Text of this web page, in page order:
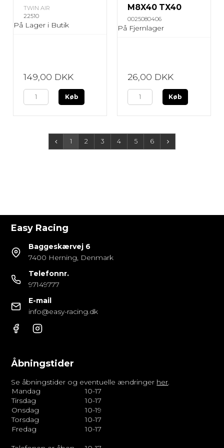
TWIN AIR
22510
På Lager i Butik
149,00 DKK
Køb
M8X40 TX40
0025080406
På Fjernlager
26,00 DKK
Køb
1 2 3 4 5 6
Easy Racing
Baggeskærvej 6
7400 Herning, Denmark
Telefonnr.
97149777
E-mail
info@easy-racing.dk
Åbningstider
Se åbningstider og eventuelle ændringer her.
Mandag
10-17
Tirsdag
10-17
Onsdag
10-19
Torsdag
10-17
Fredag
10-17